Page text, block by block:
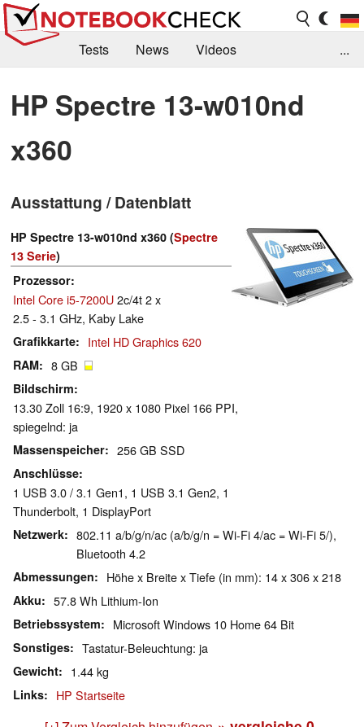
Tests News
Videos
Kaufberatung
Deals Suche
Jobs
Forum
...
HP Spectre 13-w010nd
x360
Ausstattung / Datenblatt
HP Spectre 13-w010nd x360 (Spectre
13 Serie)
Prozessor
Intel Core i5-7200U2c/4t 2 x
2.5 - 3.1 GHz, Kaby Lake
Grafikkarte Intel HD Graphics 620
RAM 8 GB
Bildschirm
13.30 Zoll 16:9, 1920 x 1080 Pixel 166 PPI,
spiegelnd: ja
Massenspeicher 256 GB SSD
Anschlüsse
1 USB 3.0 / 3.1 Gen1, 1 USB 3.1 Gen2, 1
Thunderbolt, 1 DisplayPort
Netzwerk
802.11 a/b/g/n/ac (a/b/g/n = Wi-Fi 4/ac = Wi-Fi 5/),
Bluetooth 4.2
Abmessungen Höhe x Breite x Tiefe (in mm): 14 x 306 x 218
Akku 57.8 Wh Lithium-Ion
Betriebssystem Microsoft Windows 10 Home 64 Bit
Sonstiges Tastatur-Beleuchtung: ja
Gewicht 1.44 kg
Links HP Startseite